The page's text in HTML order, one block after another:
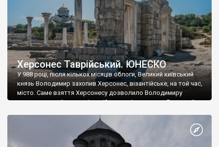
Херсонес Таврійський. ЮНЕСКО
У 988 році, після кількох місяців облоги, Великий київський
князь Володимир захопив Херсонес, візантійське, на той час,
місто. Саме взяття Херсонесу дозволило Володимиру
диктувати свої умови візантійському імператору Василю ІІ, та
Херсонесі Володимир-язичник, став Василем-християнином.
А потім було Хрещення Русі. На честь Херсонесу Таврійського